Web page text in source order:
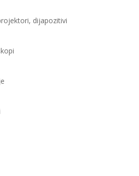
dijapozitivi